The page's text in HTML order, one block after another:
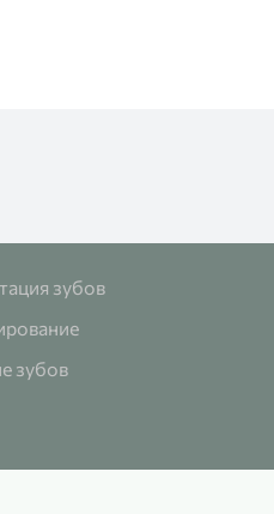
зубов
зубов